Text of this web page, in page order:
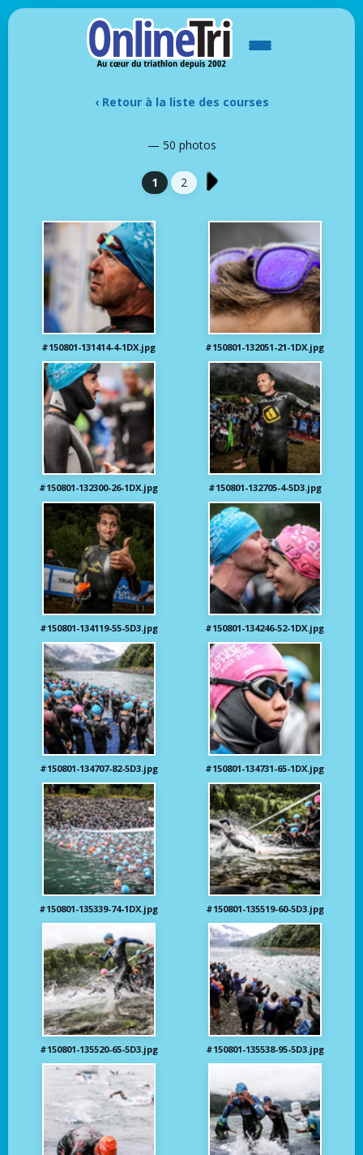
‹ Retour à la liste des courses
— 50 photos
1 2
#150801-131414-4-1DX.jpg #150801-132051-21-1DX.jpg
#150801-132300-26-1DX.jpg #150801-132705-4-5D3.jpg
#150801-134119-55-5D3.jpg #150801-134246-52-1DX.jpg
#150801-134707-82-5D3.jpg #150801-134731-65-1DX.jpg
#150801-135339-74-1DX.jpg #150801-135519-60-5D3.jpg
#150801-135520-65-5D3.jpg #150801-135538-95-5D3.jpg